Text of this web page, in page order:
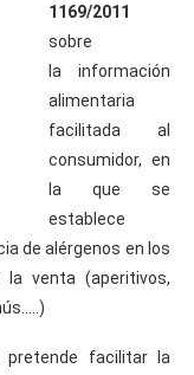
1169/2011
sobre
la información
alimentaria
facilitada al
consumidor, en
la que se
establece
de alérgenos en los
venta (aperitivos,
pretende facilitar la